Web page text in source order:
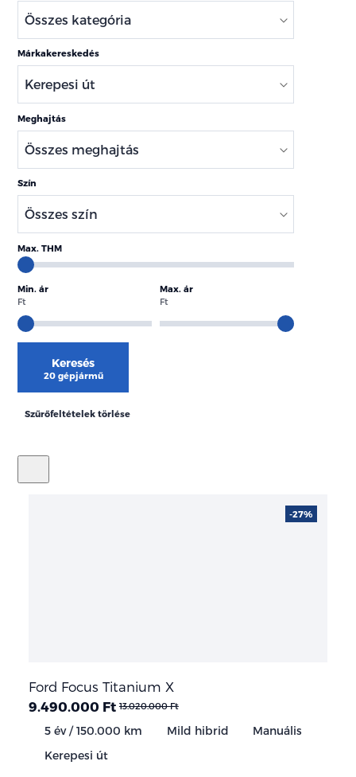
Márkakereskedés
Meghajtás
Szín
Max. THM
Min. ár
Ft
Max. ár
Ft
Keresés
20 gépjármű
Szűrőfeltételek törlése
Ford Focus Titanium X
9.490.000 Ft 13.020.000 Ft
5 év / 150.000 km Mild hibrid
Manuális
Kerepesi út
-27%